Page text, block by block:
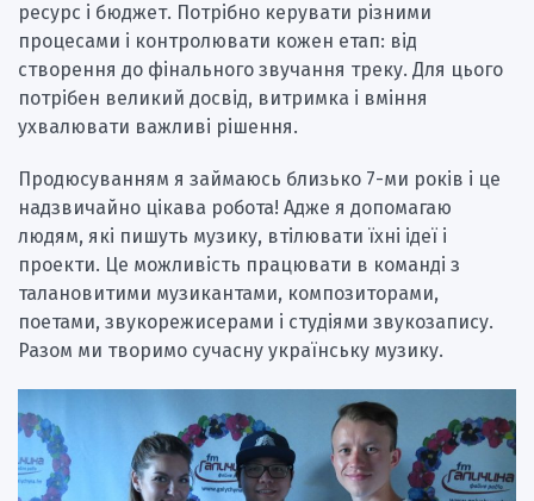
ресурс і бюджет. Потрібно керувати різними
процесами і контролювати кожен етап: від
створення до фінального звучання треку. Для цього
потрібен великий досвід, витримка і вміння
ухвалювати важливі рішення.
Продюсуванням я займаюсь близько 7-ми років і це
надзвичайно цікава робота! Адже я допомагаю
людям, які пишуть музику, втілювати їхні ідеї і
проекти. Це можливість працювати в команді з
талановитими музикантами, композиторами,
поетами, звукорежисерами і студіями звукозапису.
Разом ми творимо сучасну українську музику.